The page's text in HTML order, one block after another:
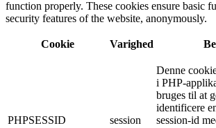
function properly. These cookies ensure basic
security features of the website, anonymously.
Cookie Varighed
PHPSESSID session
Denne
i PHP-
bruges til at
identificere
session-id